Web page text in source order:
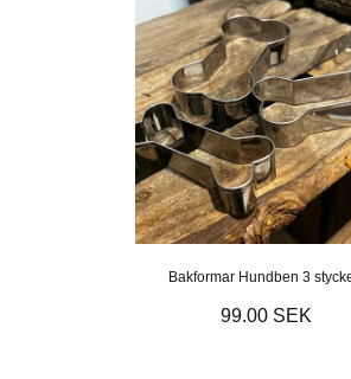
Bakformar Hundben 3
99.00 SEK